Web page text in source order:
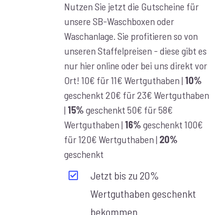
bis
€100,00
Nutzen Sie jetzt die Gutscheine für
unsere SB-Waschboxen oder
Waschanlage. Sie profitieren so von
unseren Staffelpreisen - diese gibt es
nur hier online oder bei uns direkt vor
Ort! 10€ für 11€ Wertguthaben | 10%
geschenkt 20€ für 23€ Wertguthaben
| 15% geschenkt 50€ für 58€
Wertguthaben | 16% geschenkt 100€
für 120€ Wertguthaben | 20%
geschenkt
Jetzt bis zu 20%
Wertguthaben geschenkt
bekommen